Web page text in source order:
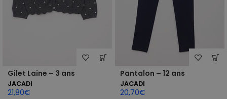
Gilet Laine – 3 ans
JACADI
21,80€
Pantalon – 12 ans
JACADI
20,70€